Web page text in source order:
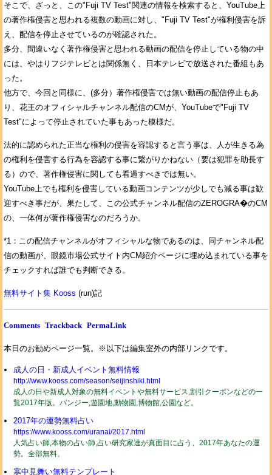
そこで、ざっと、この"Fuji TV Test"関連の情報を検索すると、YouTube上
の著作権侵害と思われる複数の動画に対し、"Fuji TV Test"が権利侵害を訴
え、配信を停止させているのが確認された。
多分、間違いなく著作権侵害と思われる動画の配信を停止している物の中
には、やはりフジテレビとは関係無く、日本テレビで放送された番組もあ
った。
他方で、今回と同様に、(多分）著作権侵害では無い動画の配信停止もあ
り、花王のオフィシャルチャンネル配信のCMが、YouTubeで"Fuji TV
Test"によって停止されていた事もあった模様だ。
法的に認められた正当な権利の侵害を容認すると言う事は、人が生きる為
の権利を侵害する行為を容認する事に繋がりかねない（要は犯罪を助長す
る）ので、著作権侵害に関しても看過すべきでは無い。
YouTube上でも権利を侵害している動画コンテンツが少しでも減る事は歓
迎すべき事だが、果たして、この公式チャンネル配信のZEROGRA�のCM
の、一体何が著作権侵害なのだろうか。
*1：この配信チャンネルがオフィシャルな物であるのは、同チャンネル配
信の動画が、眼鏡市場公式サイト内CM紹介ページに埋め込まれている事を
チェックすれば誰でも判断できる。
無料サイト集 Kooss (run)記
Comments Trackback PermaLink
本日のお勧めページ一覧。※以下は編集室外の内部リンクです。
成人の日・新成人イベント無料情報
http://www.kooss.com/season/seijinshiki.html
成人の日や新成人対象の無料イベントや無料サービス,割引クーポンなどの一
覧2017年版。バンジー,遊園地,動物園,博物館,公園など。
2017年の運勢無料占い
https://www.kooss.com/uranai/2017.html
人気占い師,本物の占い師,占い研究家達が真面目に占う、2017年あなたの運
勢。全部無料。
寒中見舞い無料テンプレート